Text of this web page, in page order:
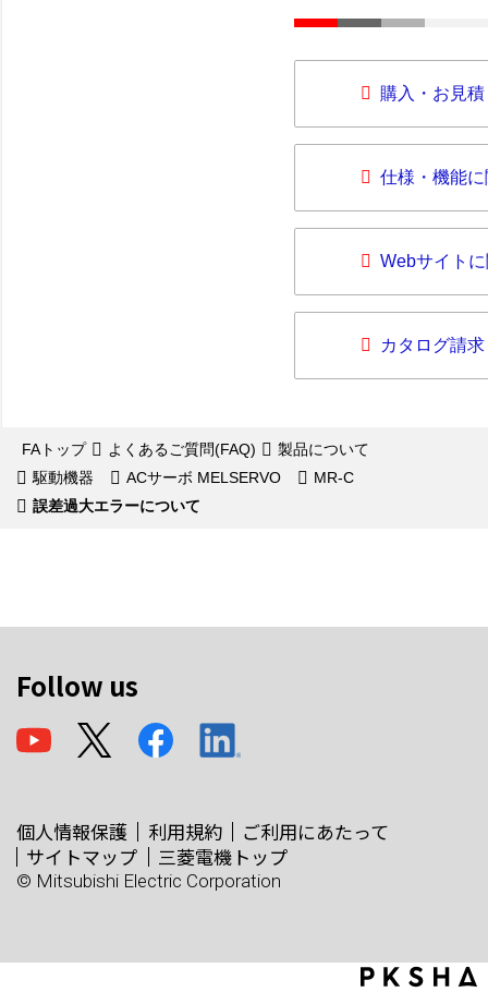
購入・お見
仕様・機能
Webサイト
カタログ請求
FAトップ よくあるご質問(FAQ)
製品について
駆動機器
ACサーボ MELSERVO
MR-C
誤差過大エラーについて
Follow us
個人情報保護 利用規約
ご利用にあたって
サイトマップ
三菱電機トップ
© Mitsubishi Electric Corporation